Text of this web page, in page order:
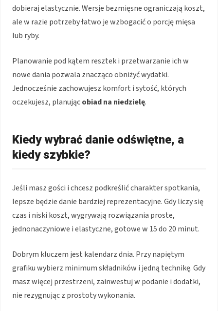
dobieraj elastycznie. Wersje bezmięsne ograniczają koszt,
ale w razie potrzeby łatwo je wzbogacić o porcję mięsa
lub ryby.
Planowanie pod kątem resztek i przetwarzanie ich w
nowe dania pozwala znacząco obniżyć wydatki.
Jednocześnie zachowujesz komfort i sytość, których
oczekujesz, planującobiad na niedzielę.
Kiedy wybrać danie odświętne, a
kiedy szybkie?
Jeśli masz gości i chcesz podkreślić charakter spotkania,
lepsze będzie danie bardziej reprezentacyjne. Gdy liczy się
czas i niski koszt, wygrywają rozwiązania proste,
jednonaczyniowe i elastyczne, gotowe w 15 do 20 minut.
Dobrym kluczem jest kalendarz dnia. Przy napiętym
grafiku wybierz minimum składników i jedną technikę. Gdy
masz więcej przestrzeni, zainwestuj w podanie i dodatki,
nie rezygnując z prostoty wykonania.